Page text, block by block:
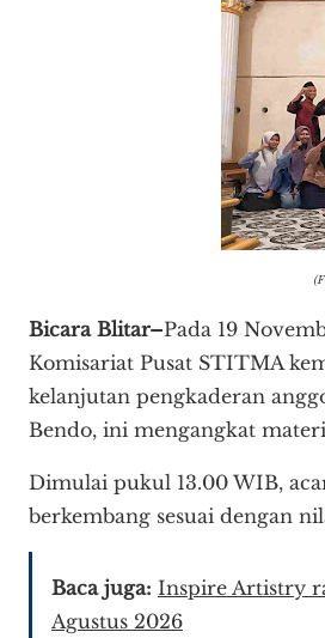
Bicara Blitar–Pada 19
Komisariat Pusat STITMA
kelanjutan pengkaderan
Bendo, ini mengangkat
Dimulai pukul 13.00 WIB,
berkembang sesuai dengan
Baca juga: Inspire Artistry
Agustus 2026